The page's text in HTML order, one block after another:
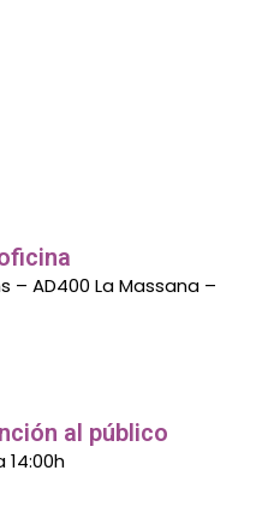
– AD400 La Massana –
al público
14:00h